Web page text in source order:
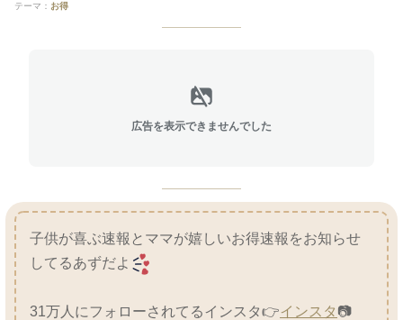
テーマ： お得
広告を表示できませんでした
子供が喜ぶ速報とママが嬉しいお得速報をお知らせ
してるあずだよ
31万人にフォローされてるインスタ👉インスタ 📷